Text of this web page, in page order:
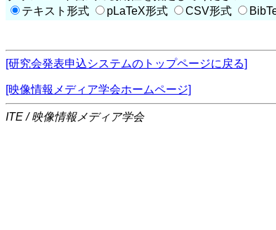
テキスト形式
pLaTeX形式 CSV形式
[研究会発表申込システムのトップページに戻る]
[映像情報メディア学会ホームページ]
ITE / 映像情報メディア学会